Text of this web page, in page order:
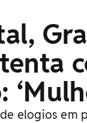
elogios em